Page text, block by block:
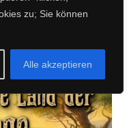
zu; Sie können
Alle akzeptieren
Smith